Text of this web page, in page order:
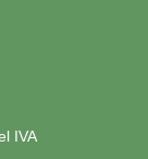
IVA